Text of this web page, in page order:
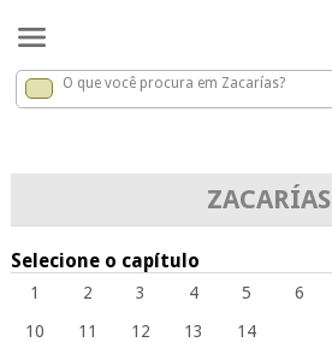
Zacarías x
O que você procura em Zacarías?
ZACARÍAS
Selecione o capítulo
1 2 3 4 5 6
10
11 12 13 14